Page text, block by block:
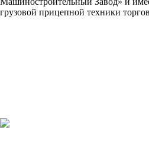
грузовой прицепной техники